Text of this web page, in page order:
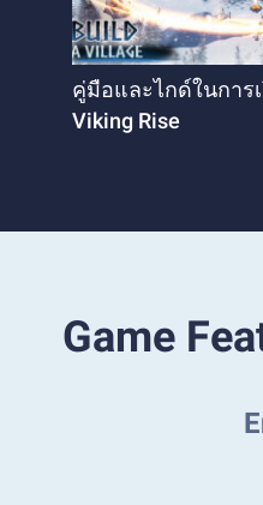
คู่มือและไกด์ในการ
Viking Rise
Game